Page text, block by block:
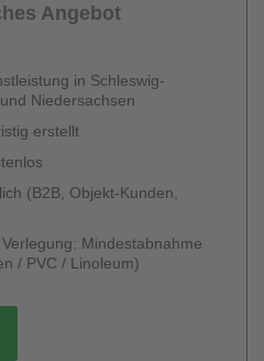
Angebot
in Schleswig-
Niedersachsen
erstellt
(B2B, Objekt-Kunden,
Mindestabnahme
/ PVC / Linoleum)